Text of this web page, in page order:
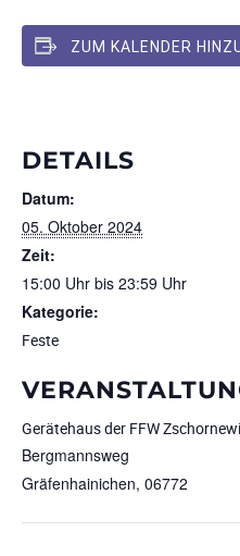
ZUM KALENDER
DETAILS
Datum:
05. Oktober 2024
Zeit:
15:00 Uhr bis 23:59 Uhr
Kategorie:
Feste
Gerätehaus der FFW
Bergmannsweg
Gräfenhainichen, 06772